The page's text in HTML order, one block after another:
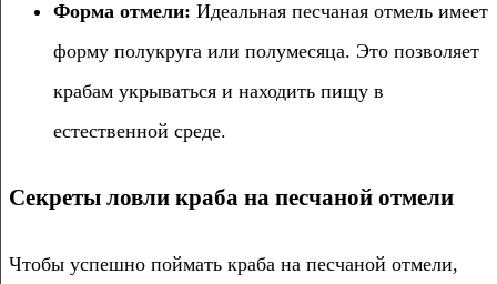
Форма отмели: Идеальная песчаная отмель имеет
форму полукруга или полумесяца. Это позволяет
крабам укрываться и находить пищу в
естественной среде.
Секреты ловли краба на песчаной отмели
Чтобы успешно поймать краба на песчаной отмели,